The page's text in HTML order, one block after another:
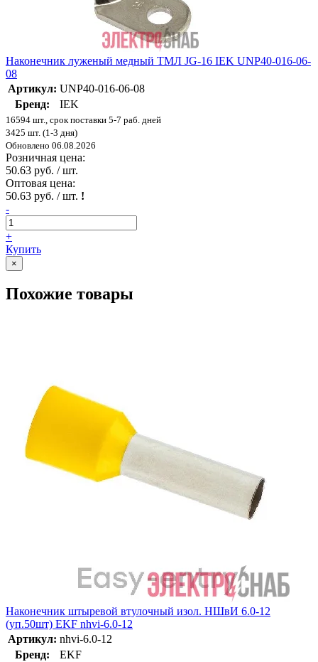
Наконечник луженый медный ТМЛ JG-16 IEK UNP40-016-06-
08
Артикул: UNP40-016-06-08
Бренд:
IEK
16594 шт., срок поставки 5-7 раб. дней
3425 шт. (1-3 дня)
Обновлено 06.08.2026
Розничная цена:
50.63 руб. / шт.
Оптовая цена:
50.63 руб. / шт. !
-
+
Купить
×
Похожие товары
Наконечник штыревой втулочный изол. НШвИ 6.0-12
(уп.50шт) EKF nhvi-6.0-12
Артикул: nhvi-6.0-12
Бренд:
EKF